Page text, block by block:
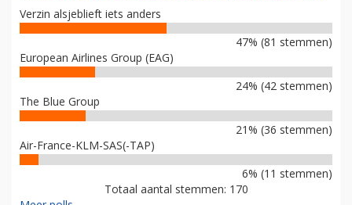
Verzin alsjeblieft iets anders
47% (81 stemmen)
European Airlines Group (EAG)
24% (42 stemmen)
The Blue Group
21% (36 stemmen)
Air-France-KLM-SAS(-TAP)
6% (11 stemmen)
Totaal aantal stemmen: 170